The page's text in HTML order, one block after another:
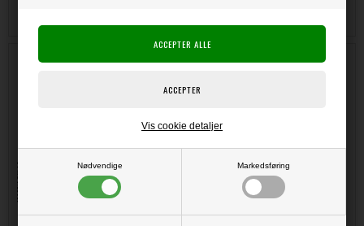
Nødvendige Markedsføring
Vis cookie detaljer
Rollagraph Jumbo Wheel - Leaf
Rollagraph Jumbo Wheel - Mixed